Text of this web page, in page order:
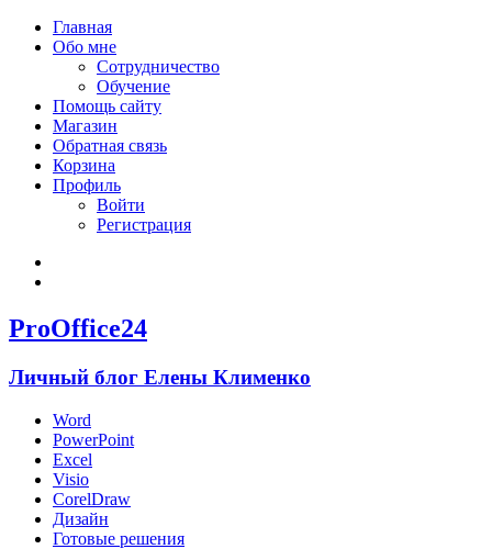
Главная
Обо мне
Сотрудничество
Обучение
Помощь сайту
Магазин
Обратная связь
Корзина
Профиль
Войти
Регистрация
ProOffice24
Личный блог Елены Клименко
Word
PowerPoint
Excel
Visio
CorelDraw
Дизайн
Готовые решения